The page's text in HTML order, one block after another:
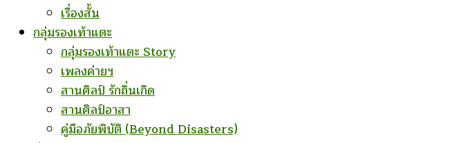
เรื่องสั้น
กลุ่มรองเท้าแตะ
กลุ่มรองเท้าแตะ Story
เพลงค่ายฯ
สานศิลป์ รักถิ่นเกิด
สานศิลป์อาสา
คู่มือภัยพิบัติ (Beyond Disasters)